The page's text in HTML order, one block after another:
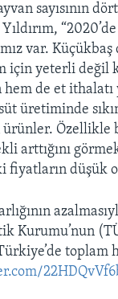
sayısının
var.
için yeterli değil
de et
üretiminde
ürünler.
arttığını
düşük
Kurumu’nun
toplam